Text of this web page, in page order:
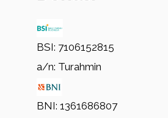
BSI: 7106152815
a/n: Turahmin
BNI: 1361686807